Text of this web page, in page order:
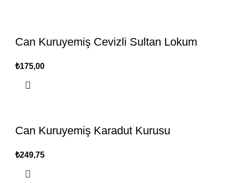
Can Kuruyemiş Cevizli Sultan Lokum
₺
Can Kuruyemiş Karadut Kurusu
₺